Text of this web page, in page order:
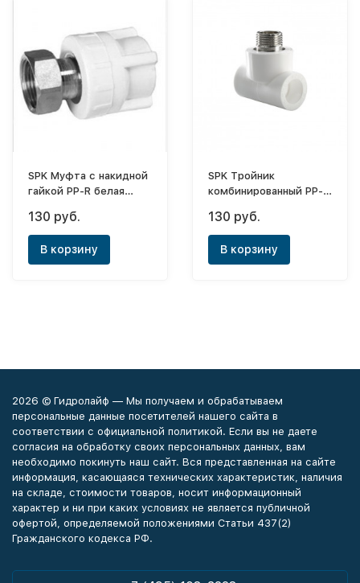
SPK Муфта с накидной
гайкой PP-R белая
130 руб.
В корзину
SPK Тройник
комбинированный PP-R
130 руб.
В корзину
2026 © Гидролайф — Мы получаем и обрабатываем
персональные данные посетителей нашего сайта в
соответствии с официальной политикой. Если вы не даете
согласия на обработку своих персональных данных, вам
необходимо покинуть наш сайт. Вся представленная на сайте
информация, касающаяся технических характеристик, наличия
на складе, стоимости товаров, носит информационный
характер и ни при каких условиях не является публичной
офертой, определяемой положениями Статьи 437(2)
Гражданского кодекса РФ.